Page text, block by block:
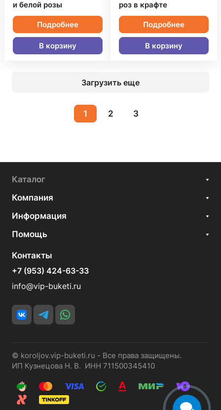
и белой розы
Подробнее
В корзину
роз в крафте
Подробнее
В корзину
Загрузить еще
1 2 3
Каталог
Компания
Информация
Помощь
Контакты
+7 (953) 424-63-33
info@vip-buketi.ru
© koroljov.vip-buketi.ru - Все права защищены.
ИП Кузнецова Н. В. ИНН 711500345410